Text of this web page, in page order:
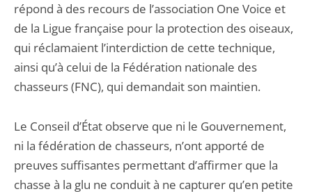
répond à des recours de l’association One Voice et
de la Ligue française pour la protection des oiseaux,
qui réclamaient l’interdiction de cette technique,
ainsi qu’à celui de la Fédération nationale des
chasseurs (FNC), qui demandait son maintien.
Le Conseil d’État observe que ni le Gouvernement,
ni la fédération de chasseurs, n’ont apporté de
preuves suffisantes permettant d’affirmer que la
chasse à la glu ne conduit à ne capturer qu’en petite